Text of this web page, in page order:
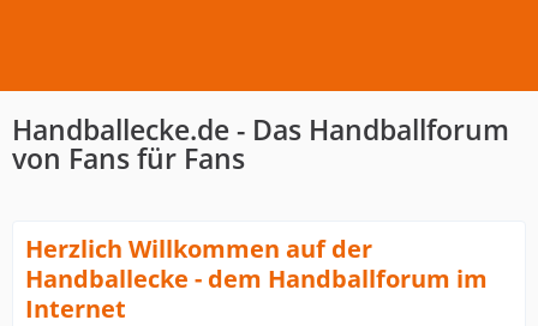
Handballecke.de - Das Handballforum
von Fans für Fans
Herzlich Willkommen auf der
Handballecke - dem Handballforum im
Internet